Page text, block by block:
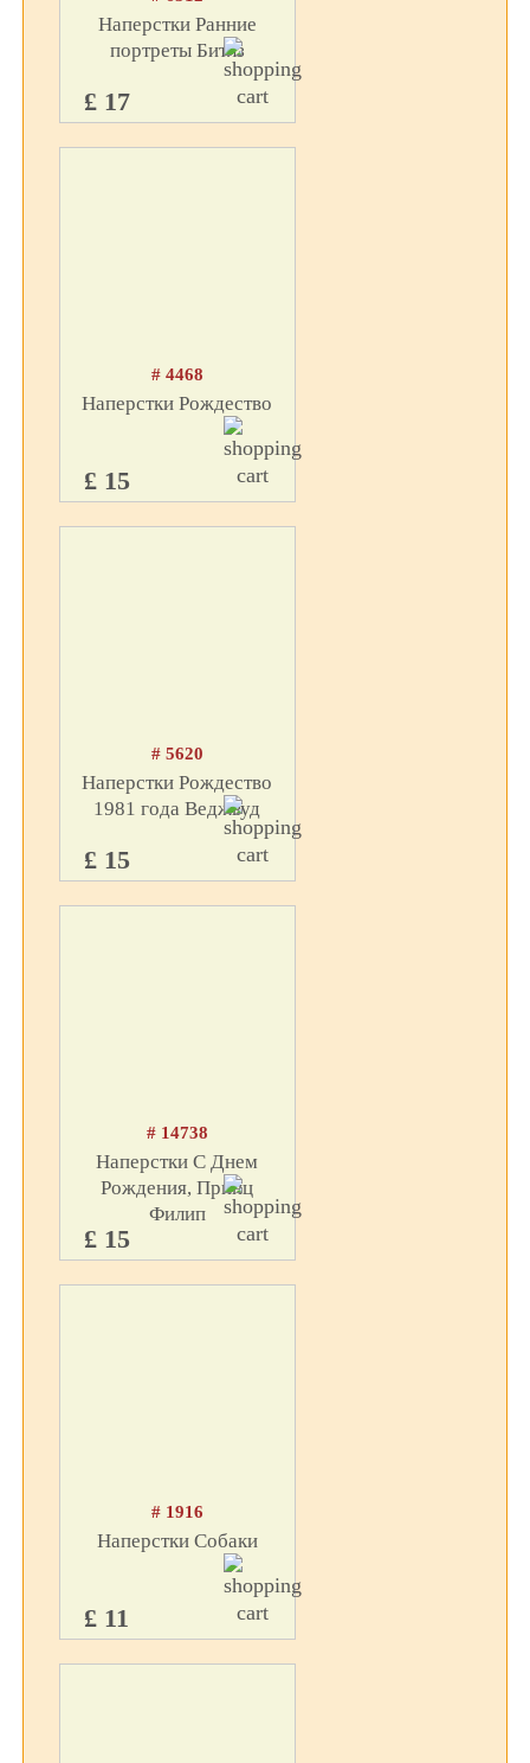
Наперстки Ранние
портреты Битлз
£ 17
# 4468
Наперстки Рождество
£ 15
# 5620
Наперстки Рождество
1981 года Веджвуд
£ 15
# 14738
Наперстки С Днем
Рождения, Принц
Филип
£ 15
# 1916
Наперстки Собаки
£ 11